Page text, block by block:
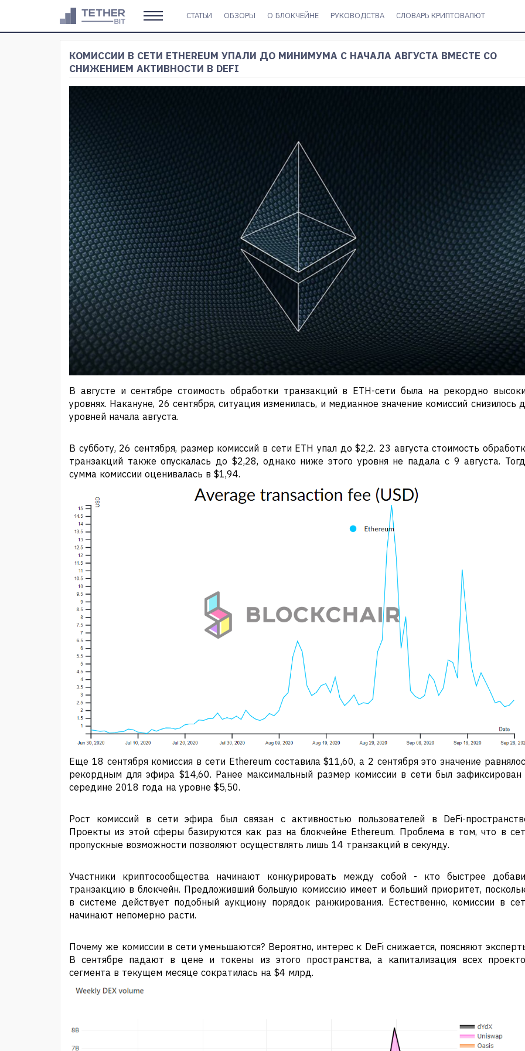
СТАТЬИ ОБЗОРЫ О БЛОКЧЕЙНЕ РУКОВОДСТВА СЛОВАРЬ КРИПТОВАЛЮТ
КОМИССИИ В СЕТИ ETHEREUM УПАЛИ ДО МИНИМУМА С НАЧАЛА АВГУСТА ВМЕСТЕ СО
СНИЖЕНИЕМ АКТИВНОСТИ В DEFI
В августе и сентябре стоимость обработки транзакций в ETH-сети была на рекордно
уровнях. Накануне, 26 сентября, ситуация изменилась, и медианное значение комиссий снизилось
уровней начала августа.
В субботу, 26 сентября, размер комиссий в сети ETH упал до $2,2. 23 августа стоимость
транзакций также опускалась до $2,28, однако ниже этого уровня не падала с 9 августа.
сумма комиссии оценивалась в $1,94.
Еще 18 сентября комиссия в сети Ethereum составила $11,60, а 2 сентября это значение
рекордным для эфира $14,60. Ранее максимальный размер комиссии в сети был зафиксирован
середине 2018 года на уровне $5,50.
Рост комиссий в сети эфира был связан с активностью пользователей в DeFi-
Проекты из этой сферы базируются как раз на блокчейне Ethereum. Проблема в том, что в
пропускные возможности позволяют осуществлять лишь 14 транзакций в секунду.
Участники криптосообщества начинают конкурировать между собой - кто быстрее
транзакцию в блокчейн. Предложивший большую комиссию имеет и больший приоритет,
в системе действует подобный аукциону порядок ранжирования. Естественно, комиссии в
начинают непомерно расти.
Почему же комиссии в сети уменьшаются? Вероятно, интерес к DeFi снижается, поясняют
В сентябре падают в цене и токены из этого пространства, а капитализация всех
сегмента в текущем месяце сократилась на $4 млрд.